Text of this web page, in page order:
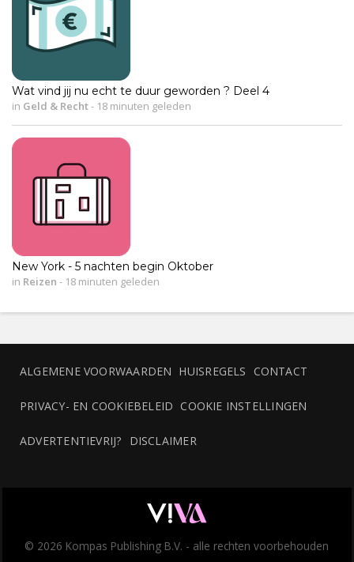
Wat vind jij nu echt te duur geworden ? Deel 4
in Geld & Recht- 18 minuten geleden
New York - 5 nachten begin Oktober
in Reizen - 18 minuten geleden
ALGEMENE VOORWAARDEN HUISREGELS CONTACT
PRIVACY- EN COOKIEBELEID COOKIE INSTELLINGEN
ADVERTENTIEVRIJ? DISCLAIMER
© 2026 Kompas Publishing B.V. - alle rechten voorbehouden